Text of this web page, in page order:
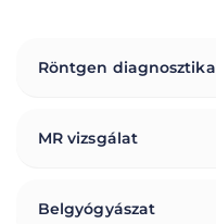
Röntgen diagnosztika
MR vizsgálat
Belgyógyászat